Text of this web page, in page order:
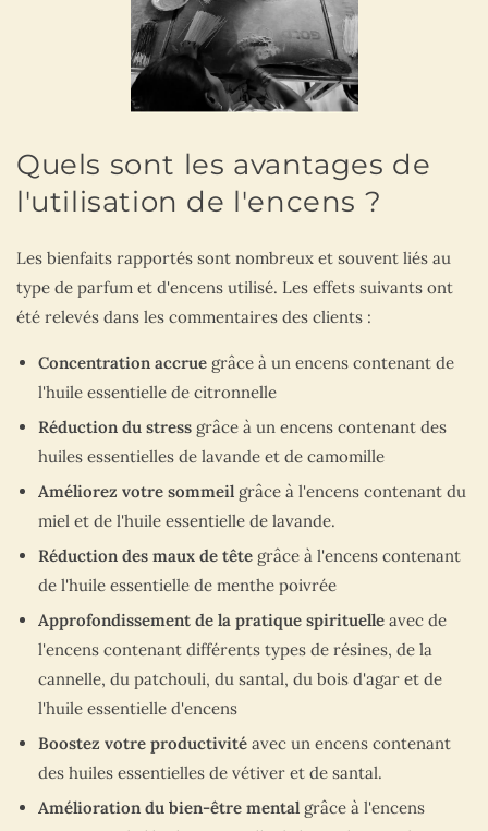
Quels sont les avantages de
l'utilisation de l'encens ?
Les bienfaits rapportés sont nombreux et souvent liés au
type de parfum et d'encens utilisé. Les effets suivants ont
été relevés dans les commentaires des clients :
Concentration accrue grâce à un encens contenant de
l'huile essentielle de citronnelle
Réduction du stress grâce à un encens contenant des
huiles essentielles de lavande et de camomille
Améliorez votre sommeil grâce à l'encens contenant du
miel et de l'huile essentielle de lavande.
Réduction des maux de tête grâce à l'encens contenant
de l'huile essentielle de menthe poivrée
Approfondissement de la pratique spirituelle avec de
l'encens contenant différents types de résines, de la
cannelle, du patchouli, du santal, du bois d'agar et de
l'huile essentielle d'encens
Boostez votre productivité avec un encens contenant
des huiles essentielles de vétiver et de santal.
Amélioration du bien-être mental grâce à l'encens